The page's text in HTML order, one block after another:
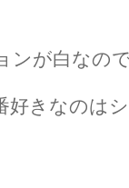
ンが白なの
好きなのは